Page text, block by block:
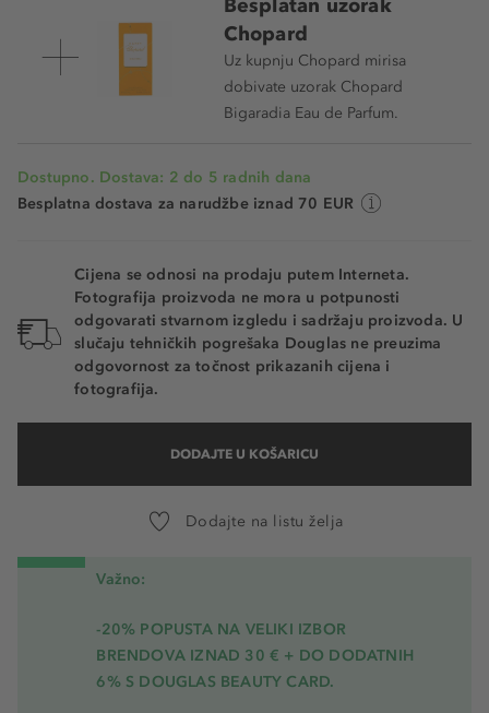
Besplatan uzorak
Chopard
Uz kupnju Chopard mirisa
dobivate uzorak Chopard
Bigaradia Eau de Parfum.
Dostupno. Dostava: 2 do 5 radnih dana
Besplatna dostava za narudžbe iznad 70 EUR
Cijena se odnosi na prodaju putem Interneta.
Fotografija proizvoda ne mora u potpunosti
odgovarati stvarnom izgledu i sadržaju proizvoda. U
slučaju tehničkih pogrešaka Douglas ne preuzima
odgovornost za točnost prikazanih cijena i
fotografija.
DODAJTE U KOŠARICU
Dodajte na listu želja
Važno:
-20% POPUSTA NA VELIKI IZBOR
BRENDOVA IZNAD 30 € + DO DODATNIH
6% S DOUGLAS BEAUTY CARD.